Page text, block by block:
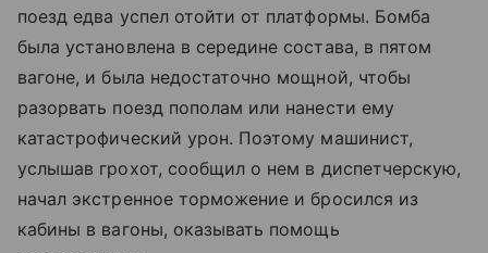
поезд едва успел отойти от платформы. Бомба
была установлена в середине состава, в пятом
вагоне, и была недостаточно мощной, чтобы
разорвать поезд пополам или нанести ему
катастрофический урон. Поэтому машинист,
услышав грохот, сообщил о нем в диспетчерскую,
начал экстренное торможение и бросился из
кабины в вагоны, оказывать помощь